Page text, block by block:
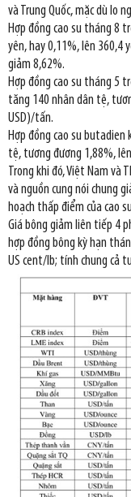
và Trung Quốc, mặc dù lo
Hợp đồng cao su tháng 8
yên, hay 0,11%, lên 360,4
giảm 8,62%.
Hợp đồng cao su tháng 5
tăng 140 nhân dân tệ,
USD)/tấn.
Hợp đồng cao su butadien
tệ, tương đương 1,88%,
Trong khi đó, Việt Nam và
và nguồn cung nói chung
hoạch thấp điểm của cao
Giá bông giảm liên tiếp 4
hợp đồng bông kỳ hạn
US cent/lb; tính chung cả